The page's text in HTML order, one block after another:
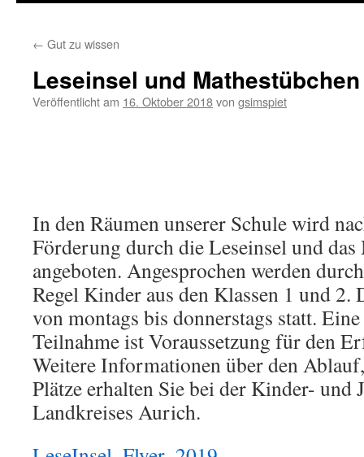
← Gut zu wissen
Leseinsel und Mathestübchen
Veröffentlicht am 16. Oktober 2018von gsimspiet
In den Räumen unserer Schule wird
Förderung durch die Leseinsel und das
angeboten. Angesprochen werden
Regel Kinder aus den Klassen 1 und
von montags bis donnerstags statt.
Teilnahme ist Voraussetzung für den
Weitere Informationen über den
Plätze erhalten Sie bei der Kinder- und
Landkreises Aurich.